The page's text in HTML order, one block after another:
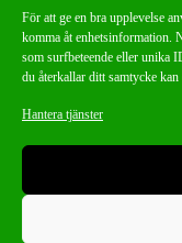
För att ge en bra upplevelse
komma åt enhetsinformation.
som surfbeteende eller unika
du återkallar ditt samtycke
Hantera tjänster
Mån – Fre
Lör -11:00 –
Missa